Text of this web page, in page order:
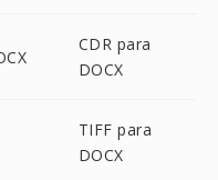
CDR para
DOCX
TIFF para
DOCX